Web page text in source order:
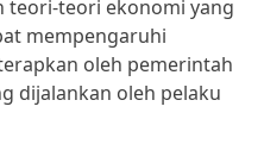
teori-teori ekonomi yang
mempengaruhi
oleh pemerintah
dijalankan oleh pelaku